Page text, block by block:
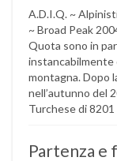
A.D.I.Q. ~
~ Broad Peak
Quota sono in
instancabilmente
montagna. Dopo
nell’autunno del
Turchese di 8201
Partenza e